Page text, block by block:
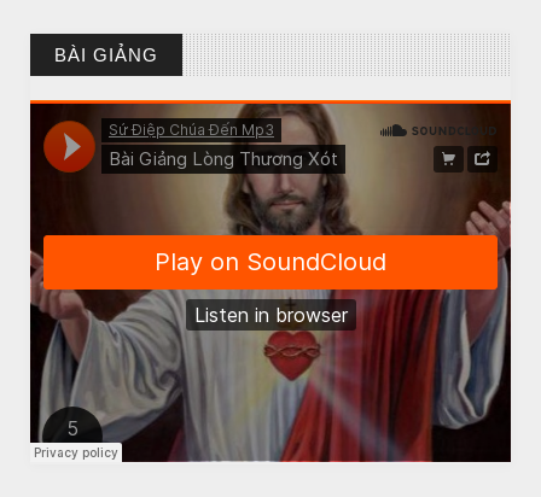
BÀI GIẢNG
CHUYỆN Ý NGHĨA